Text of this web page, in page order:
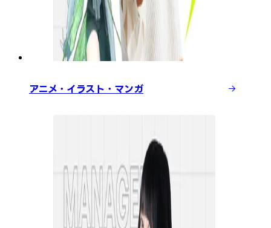
アニメ・イラスト・マンガ